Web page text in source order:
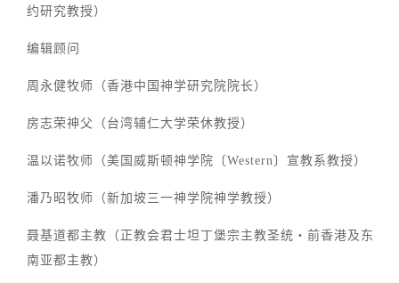
约研究教授）
编辑顾问
周永健牧师（香港中国神学研究院院长）
房志荣神父（台湾辅仁大学荣休教授）
温以诺牧师（美国威斯顿神学院〔Western〕宣教系教授）
潘乃昭牧师（新加坡三一神学院神学教授）
聂基道都主教（正教会君士坦丁堡宗主教圣统‧前香港及东
南亚都主教）